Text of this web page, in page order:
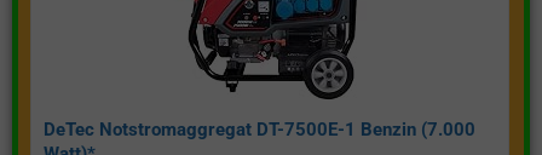
DeTec Notstromaggregat DT-7500E-1 Benzin (7.000